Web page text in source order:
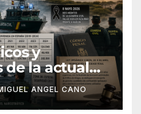
y
de la actual
narcotráfico
ANGEL CANO